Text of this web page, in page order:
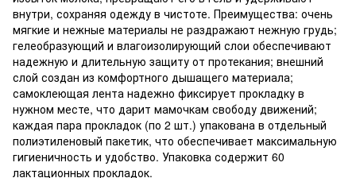
внутри, сохраняя одежду в чистоте. Преимущества: очень
мягкие и нежные материалы не раздражают нежную грудь;
гелеобразующий и влагоизолирующий слои обеспечивают
надежную и длительную защиту от протекания; внешний
слой создан из комфортного дышащего материала;
самоклеющая лента надежно фиксирует прокладку в
нужном месте, что дарит мамочкам свободу движений;
каждая пара прокладок (по 2 шт.) упакована в отдельный
полиэтиленовый пакетик, что обеспечивает максимальную
гигиеничность и удобство. Упаковка содержит 60
лактационных прокладок.